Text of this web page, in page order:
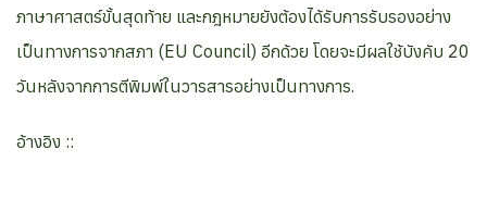
ภาษาศาสตร์ขั้นสุดท้าย และกฎหมายยังต้องได้รับการรับรองอย่าง
เป็นทางการจากสภา (EU Council) อีกด้วย โดยจะมีผลใช้บังคับ 20
วันหลังจากการตีพิมพ์ในวารสารอย่างเป็นทางการ.
อ้างอิง ::